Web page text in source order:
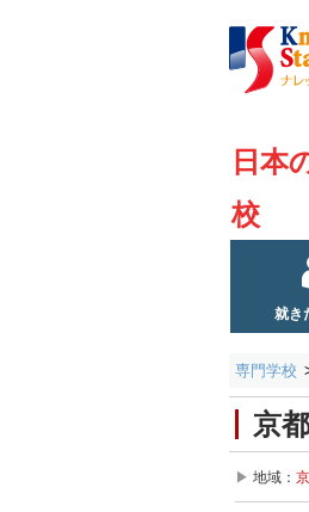
日本
校
就き
専門学校
京
地域：